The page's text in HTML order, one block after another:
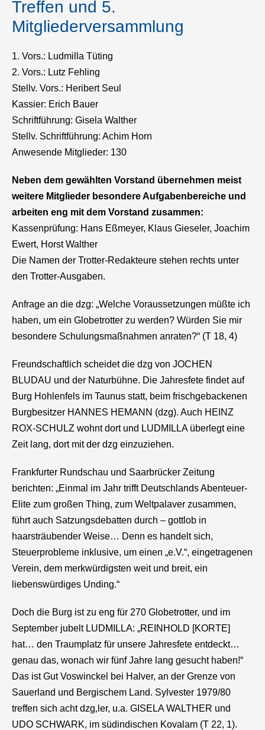
Treffen und 5.
Mitgliederversammlung
1. Vors.: Ludmilla Tüting
2. Vors.: Lutz Fehling
Stellv. Vors.: Heribert Seul
Kassier: Erich Bauer
Schriftführung: Gisela Walther
Stellv. Schriftführung: Achim Horn
Anwesende Mitglieder: 130
Neben dem gewählten Vorstand übernehmen meist
weitere Mitglieder besondere Aufgabenbereiche und
arbeiten eng mit dem Vorstand zusammen:
Kassenprüfung: Hans Eßmeyer, Klaus Gieseler, Joachim
Ewert, Horst Walther
Die Namen der Trotter-Redakteure stehen rechts unter
den Trotter-Ausgaben.
Anfrage an die dzg: „Welche Voraussetzungen müßte ich
haben, um ein Globetrotter zu werden? Würden Sie mir
besondere Schulungsmaßnahmen anraten?“ (T 18, 4)
Freundschaftlich scheidet die dzg von JOCHEN
BLUDAU und der Naturbühne. Die Jahresfete findet auf
Burg Hohlenfels im Taunus statt, beim frischgebackenen
Burgbesitzer HANNES HEMANN (dzg). Auch HEINZ
ROX-SCHULZ wohnt dort und LUDMILLA überlegt eine
Zeit lang, dort mit der dzg einzuziehen.
Frankfurter Rundschau und Saarbrücker Zeitung
berichten: „Einmal im Jahr trifft Deutschlands Abenteuer-
Elite zum großen Thing, zum Weltpalaver zusammen,
führt auch Satzungsdebatten durch – gottlob in
haarsträubender Weise… Denn es handelt sich,
Steuerprobleme inklusive, um einen „e.V.“, eingetragenen
Verein, dem merkwürdigsten weit und breit, ein
liebenswürdiges Unding.“
Doch die Burg ist zu eng für 270 Globetrotter, und im
September jubelt LUDMILLA: „REINHOLD [KORTE]
hat… den Traumplatz für unsere Jahresfete entdeckt…
genau das, wonach wir fünf Jahre lang gesucht haben!“
Das ist Gut Voswinckel bei Halver, an der Grenze von
Sauerland und Bergischem Land. Sylvester 1979/80
treffen sich achtdzg‚ler, u.a. GISELA WALTHER und
UDO SCHWARK, im südindischen Kovalam (T 22, 1).